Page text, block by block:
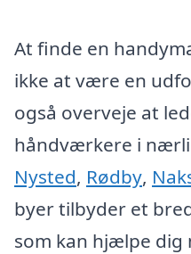
At finde en
ikke at være en
også overveje at
håndværkere i
Nysted, Rødby,
byer tilbyder et
som kan hjælpe dig